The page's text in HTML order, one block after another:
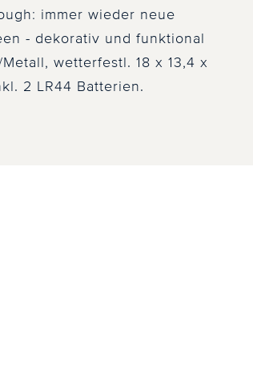
immer wieder neue
- dekorativ und funktional
wetterfestl. 18 x 13,4 x
2 LR44 Batterien.